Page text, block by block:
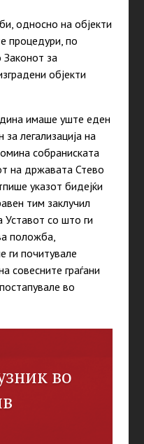
односно на објекти
процедури, по
за
објекти
имаше уште еден
легализација на
собраниската
на државата Стево
указот бидејќи
тим заклучил
Уставот со што ги
положба,
ги почитувале
совесните граѓани
во
во